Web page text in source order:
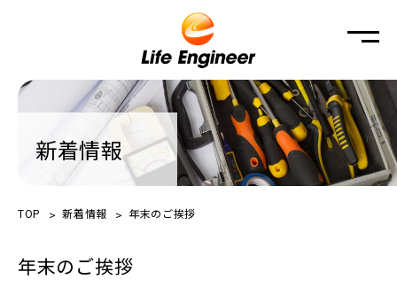
新着情報
TOP 新着情報 年末のご挨拶
年末のご挨拶